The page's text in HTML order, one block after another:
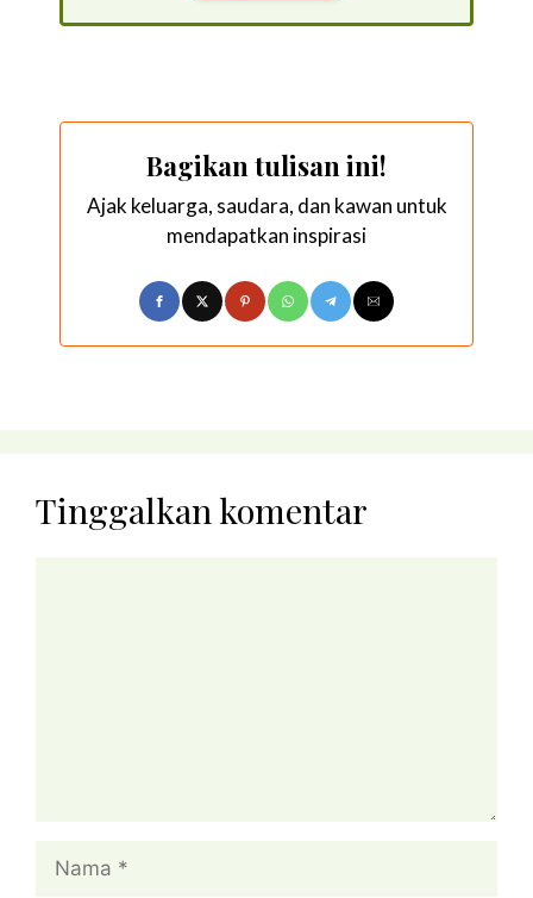
Bagikan tulisan ini!
Ajak keluarga, saudara, dan kawan untuk
mendapatkan inspirasi
Tinggalkan komentar
Nama